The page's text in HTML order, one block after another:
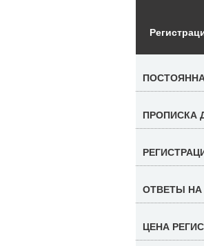
ПРОПИСКА
ОТВЕТЫ
ЦЕНА